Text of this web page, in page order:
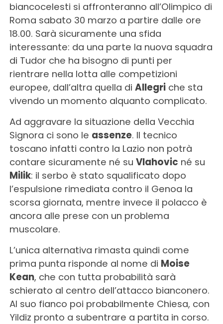
biancocelesti si affronteranno all’Olimpico di
Roma sabato 30 marzo a partire dalle ore
18.00. Sarà sicuramente una sfida
interessante: da una parte la nuova squadra
di Tudor che ha bisogno di punti per
rientrare nella lotta alle competizioni
europee, dall’altra quella di Allegriche sta
vivendo un momento alquanto complicato.
Ad aggravare la situazione della Vecchia
Signora ci sono le assenze. Il tecnico
toscano infatti contro la Lazio non potrà
contare sicuramente né su Vlahovic né su
Milik: il serbo è stato squalificato dopo
l’espulsione rimediata contro il Genoa la
scorsa giornata, mentre invece il polacco è
ancora alle prese con un problema
muscolare.
L’unica alternativa rimasta quindi come
prima punta risponde al nome di Moise
Kean, che con tutta probabilità sarà
schierato al centro dell’attacco bianconero.
Al suo fianco poi probabilmente Chiesa, con
Yildiz pronto a subentrare a partita in corso.